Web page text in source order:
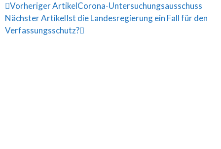
Vorheriger ArtikelCorona-Untersuchungsausschuss
Nächster ArtikelIst die Landesregierung ein Fall für den
Verfassungsschutz?